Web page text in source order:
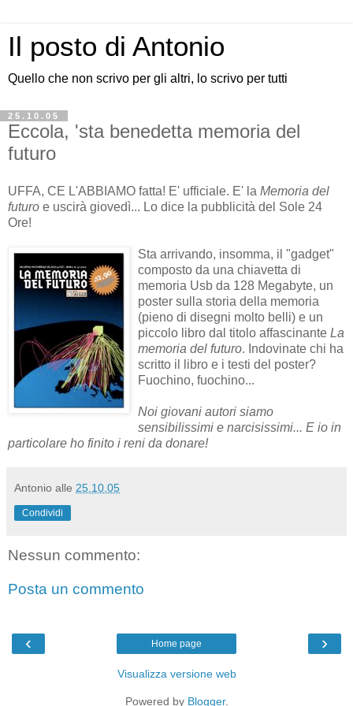
Il posto di Antonio
Quello che non scrivo per gli altri, lo scrivo per tutti
25.10.05
Eccola, 'sta benedetta memoria del
futuro
UFFA, CE L'ABBIAMO fatta! E' ufficiale. E' la Memoria del
futuro e uscirà giovedì... Lo dice la pubblicità del Sole 24
Ore!
Sta arrivando, insomma, il "gadget"
composto da una chiavetta di
memoria Usb da 128 Megabyte, un
poster sulla storia della memoria
(pieno di disegni molto belli) e un
piccolo libro dal titolo affascinante La
memoria del futuro. Indovinate chi ha
scritto il libro e i testi del poster?
Fuochino, fuochino...
Noi giovani autori siamo
sensibilissimi e narcisissimi... E io in
particolare ho finito i reni da donare!
Antonio alle 25.10.05
Condividi
Nessun commento:
Posta un commento
‹ ›
Home page
Visualizza versione web
Powered by Blogger.